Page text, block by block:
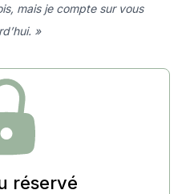
mais je compte sur vous
»
réservé